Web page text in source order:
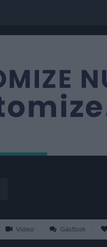
Video Gästbok